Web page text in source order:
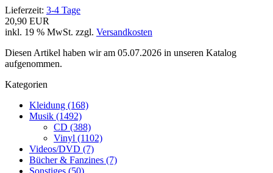
Lieferzeit: 3-4 Tage
20,90 EUR
inkl. 19 % MwSt. zzgl. Versandkosten
Diesen Artikel haben wir am 05.07.2026 in unseren Katalog
aufgenommen.
Kategorien
Kleidung (168)
Musik (1492)
CD (388)
Vinyl (1102)
Videos/DVD (7)
Bücher & Fanzines (7)